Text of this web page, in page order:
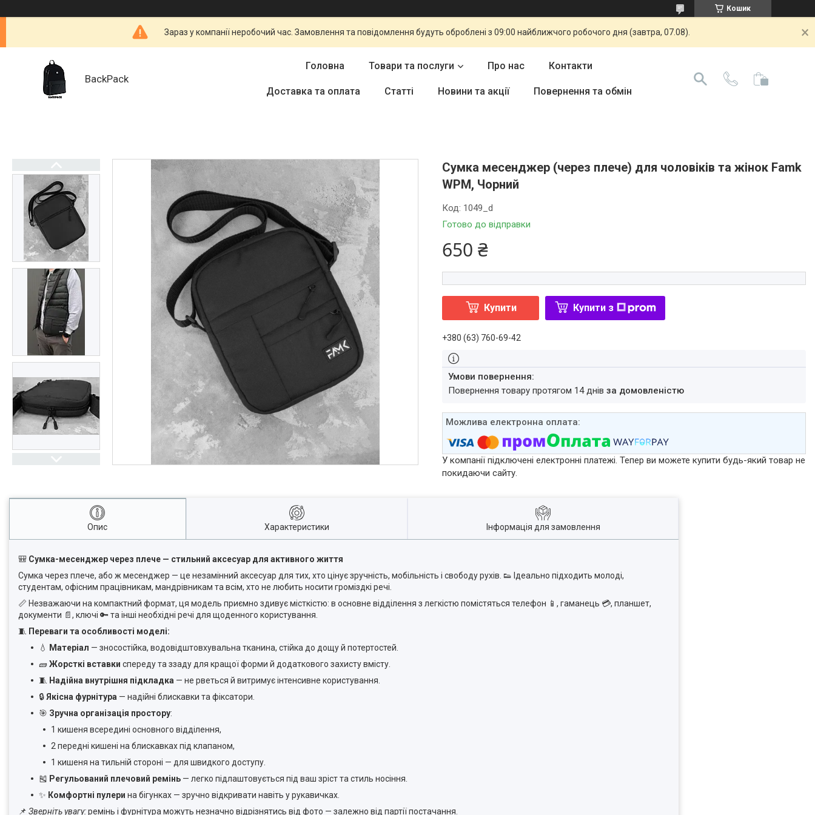
Кошик
Зараз у компанії неробочий час. Замовлення та повідомлення будуть оброблені з 09:00 найближчого робочого дня (завтра, 07.08).
BackPack
Головна Товари та послуги Про нас Контакти
Доставка та оплата Статті Новини та акції Повернення та обмін
Сумка месенджер (через плече) для чоловіків та жінок Famk
WPM, Чорний
Готово до відправки
Код: 1049_d
650 ₴
Купити Купити з
+380 (63) 760-69-42
повернення товару протягом 14 днівза домовленістю
У компанії підключені електронні платежі. Тепер ви можете купити будь-який товар не
покидаючи сайту.
Опис Характеристики Інформація для замовлення
🎒 Сумка-месенджер через плече — стильний аксесуар для активного життя
Сумка через плече, або ж месенджер — це незамінний аксесуар для тих, хто цінує зручність, мобільність і свободу рухів. 👟 Ідеально підходить молоді,
студентам, офісним працівникам, мандрівникам та всім, хто не любить носити громіздкі речі.
📏 Незважаючи на компактний формат, ця модель приємно здивує місткістю: в основне відділення з легкістю помістяться телефон 📱, гаманець 💳, планшет,
документи 📄, ключі 🔑 та інші необхідні речі для щоденного користування.
🧵 Переваги та особливості моделі:
💧
Матеріал — зносостійка, водовідштовхувальна тканина, стійка до дощу й потертостей.
🧱Жорсткі вставки спереду та ззаду для кращої форми й додаткового захисту вмісту.
🧵 Надійна внутрішня підкладка — не рветься й витримує інтенсивне користування.
🔒 Якісна фурнітура — надійні блискавки та фіксатори.
🎯 Зручна організація простору:
1 кишеня всередині основного відділення,
2 передні кишені на блискавках під клапаном,
1 кишеня на тильній стороні — для швидкого доступу.
🎽 Регульований плечовий ремінь — легко підлаштовується під ваш зріст та стиль носіння.
✨ Комфортні пулери на бігунках — зручно відкривати навіть у рукавичках.
📌 Зверніть увагу:ремінь і фурнітура можуть незначно відрізнятись від фото — залежно від партії постачання.